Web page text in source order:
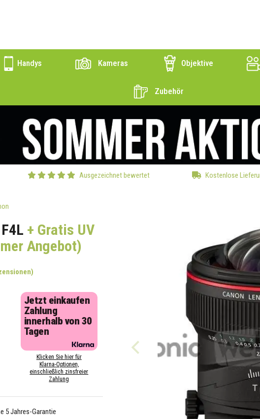
Handys Kameras Objektive
Zubehör
Ausgezeichnet bewertet Kostenlose
+ Gratis UV
Angebot)
Jetzt einkaufen
Zahlung
innerhalb von 30
Tagen
Klicken Sie hier für
Klarna-Optionen,
einschließlich zinsfreier
Zahlung
5 Jahres-Garantie